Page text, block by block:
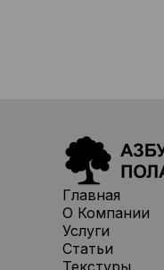
Главная
О Компании
Услуги
Статьи
Текстуры